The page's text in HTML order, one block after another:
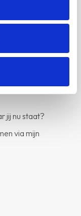
jij nu staat?
via mijn